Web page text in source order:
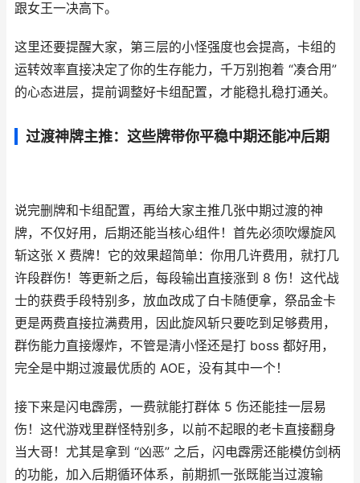
跟女王一决高下。
这里还要提醒大家，第三层的小怪强度也会提高，卡组的
运转效率直接决定了你的生存能力，千万别抱着 “凑合用”
的心态进层，提前调整好卡组配置，才能稳扎稳打通关。
过渡神牌主推：这些牌带你平稳中期还能冲后期
说完删牌和卡组配置，再给大家主推几张中期过渡的神
牌，不仅好用，后期还能当核心组件！首先必须吹爆旋风
斩这张 X 费牌！它的效果超简单：你用几许费用，就打几
许段群伤！等更新之后，每段输出直接涨到 8 伤！这代战
士的获费手段特别多，放血改成了白卡随便拿，祭品金卡
更是两费直接拉满费用，因此旋风斩只要吃到足够费用，
群伤能力直接爆炸，不管是清小怪还是打 boss 都好用，
完全是中期过渡最优质的 AOE，没有其中一个！
接下来是闪电霹雳，一费就能打群体 5 伤还能挂一层易
伤！这代游戏里群怪特别多，以前不起眼的老卡直接翻身
当大哥！尤其是拿到 “凶恶” 之后，闪电霹雳还能模仿剑柄
的功能，加入后期循环体系，前期抓一张既能当过渡输